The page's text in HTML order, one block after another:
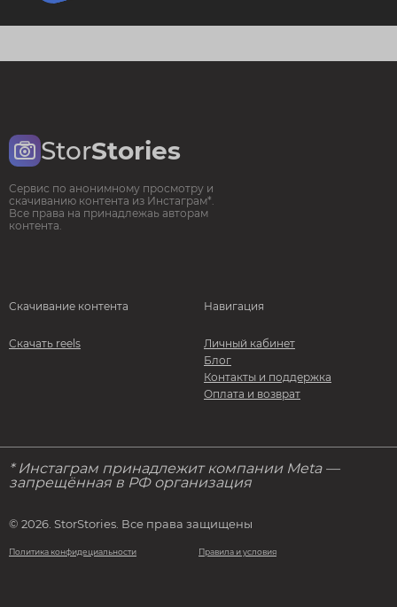
StorStories
Сервис по анонимному просмотру и
скачиванию контента из Инстаграм*.
Все права на принадлежаь авторам
контента.
Скачивание контента
Скачать reels
Навигация
Личный кабинет
Блог
Контакты и поддержка
Оплата и возврат
* Инстаграм принадлежит компании Meta —
запрещённая в РФ организация
© 2026. StorStories. Все права защищены
Политика конфидециальности Правила и условия